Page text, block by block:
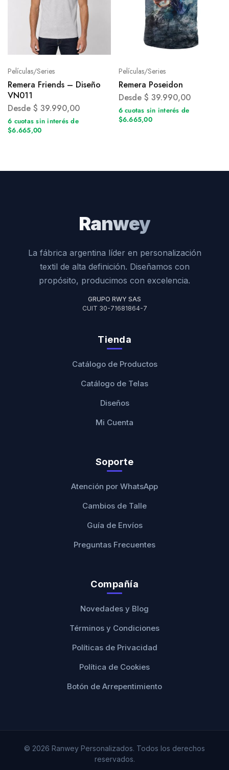
Películas/Series
Remera Friends – Diseño
VN011
Desde $ 39.990,00
6 cuotas sin interés de
$6.665,00
Películas/Series
Remera Poseidon
Desde $ 39.990,00
6 cuotas sin interés de
$6.665,00
Ranwey
La fábrica argentina líder en personalización
textil de alta definición. Diseñamos con
propósito, producimos con excelencia.
GRUPO RWY SAS
CUIT 30-71681864-7
Tienda
Catálogo de Productos
Catálogo de Telas
Diseños
Mi Cuenta
Soporte
Atención por WhatsApp
Cambios de Talle
Guía de Envíos
Preguntas Frecuentes
Compañía
Novedades y Blog
Términos y Condiciones
Políticas de Privacidad
Política de Cookies
Botón de Arrepentimiento
© 2026 Ranwey Personalizados. Todos los derechos
reservados.